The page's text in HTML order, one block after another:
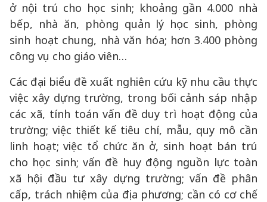
ở nội trú cho học sinh; khoảng gần 4.000 nhà
bếp, nhà ăn, phòng quản lý học sinh, phòng
sinh hoạt chung, nhà văn hóa; hơn 3.400 phòng
công vụ cho giáo viên…
Các đại biểu đề xuất nghiên cứu kỹ nhu cầu thực
việc xây dựng trường, trong bối cảnh sáp nhập
các xã, tính toán vấn đề duy trì hoạt động của
trường; việc thiết kế tiêu chí, mẫu, quy mô cần
linh hoạt; việc tổ chức ăn ở, sinh hoạt bán trú
cho học sinh; vấn đề huy động nguồn lực toàn
xã hội đầu tư xây dựng trường; vấn đề phân
cấp, trách nhiệm của địa phương; cần có cơ chế